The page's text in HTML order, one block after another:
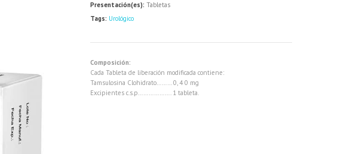
Presentación(es): Tabletas
Tags: Urológico
Composición:
Cada Tableta de liberación modificada contiene:
Tamsulosina Clohidrato……… 0, 4 0 mg
Excipientes c.s.p………………. 1 tableta.